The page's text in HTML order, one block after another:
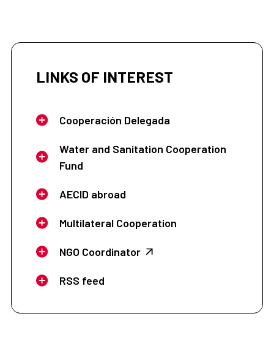
LINKS OF INTEREST
Cooperación Delegada
Water and Sanitation Cooperation
Fund
AECID abroad
Multilateral Cooperation
NGO Coordinator
RSS feed